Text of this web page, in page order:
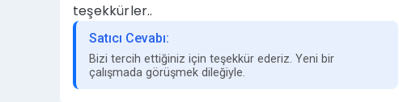
teşekkürler..
Satıcı Cevabı:
Bizi tercih ettiğiniz için teşekkür ederiz. Yeni bir
çalışmada görüşmek dileğiyle.